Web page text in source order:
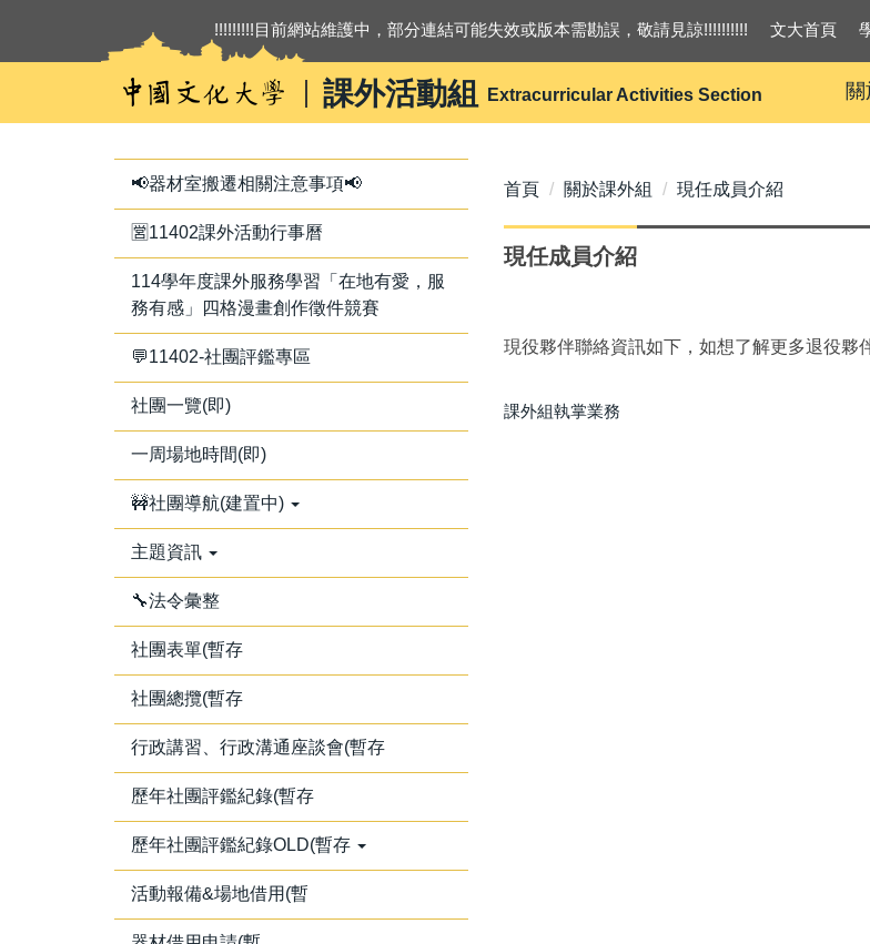
內
課外活動組 Extracurricular Activities Section
!!!!!!!!!目前網站維護中，部分連結可能失效或版本需勘誤，敬請見諒!!!!!!!!!! 文大首頁
📢器材室搬遷相關注意事項📢
🈺11402課外活動行事曆
114學年度課外服務學習「在地有愛，服
務有感」四格漫畫創作徵件競賽
💬11402-社團評鑑專區
社團一覽(即)
一周場地時間(即)
🚧社團導航(建置中)
主題資訊
🔧法令彙整
社團表單(暫存
社團總攬(暫存
行政講習、行政溝通座談會(暫存
歷年社團評鑑紀錄(暫存
歷年社團評鑑紀錄OLD(暫存
活動報備&場地借用(暫
首頁 關於課外組 現任成員介紹
現任成員介紹
現役夥伴聯絡資訊如下，如想了解更多退役夥
課外組執掌業務